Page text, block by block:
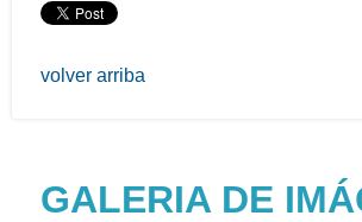
volver arriba
GALERIA DE